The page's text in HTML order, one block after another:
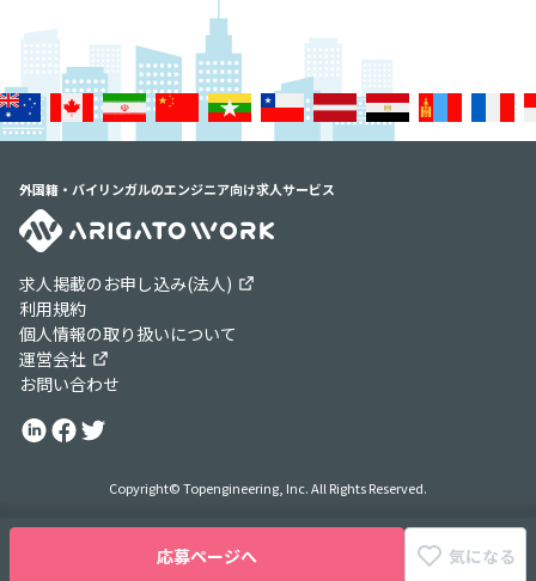
応募ページへ 気になる
外国籍・バイリンガルのエンジニア向け求人サービス
求人掲載のお申し込み(法人)
利用規約
個人情報の取り扱いについて
運営会社
お問い合わせ
Copyright© Topengineering, Inc. All Rights Reserved.